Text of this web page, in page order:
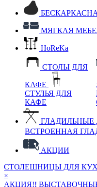
МЯГКАЯ
HoReKa
СТОЛЫ ДЛЯ
КАФЕ
СТУЛЬЯ ДЛЯ
КАФЕ
ГЛАДИЛЬНЫЕ
ВСТРОЕННАЯ
АКЦИИ
СТОЛЕШНИЦЫ ДЛЯ
×
АКЦИЯ!!